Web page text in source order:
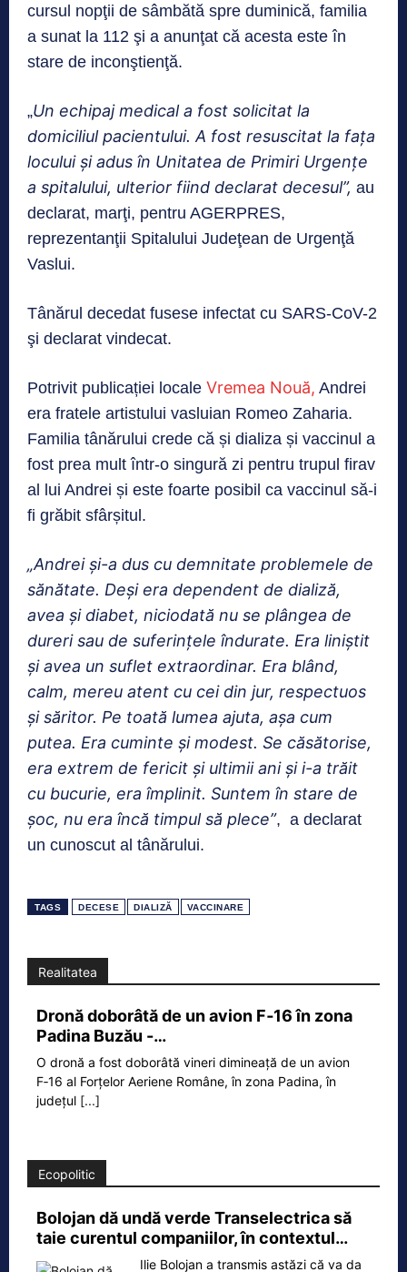
cursul nopţii de sâmbătă spre duminică, familia
a sunat la 112 şi a anunţat că acesta este în
stare de inconştienţă.
„Un echipaj medical a fost solicitat la
domiciliul pacientului. A fost resuscitat la faţa
locului şi adus în Unitatea de Primiri Urgenţe
a spitalului, ulterior fiind declarat decesul”, au
declarat, marţi, pentru AGERPRES,
reprezentanţii Spitalului Judeţean de Urgenţă
Vaslui.
Tânărul decedat fusese infectat cu SARS-CoV-2
şi declarat vindecat.
Potrivit publicației locale Vremea Nouă, Andrei
era fratele artistului vasluian Romeo Zaharia.
Familia tânărului crede că și dializa și vaccinul a
fost prea mult într-o singură zi pentru trupul firav
al lui Andrei și este foarte posibil ca vaccinul să-i
fi grăbit sfârșitul.
„Andrei și-a dus cu demnitate problemele de
sănătate. Deși era dependent de dializă,
avea și diabet, niciodată nu se plângea de
dureri sau de suferințele îndurate. Era liniștit
și avea un suflet extraordinar. Era blând,
calm, mereu atent cu cei din jur, respectuos
și săritor. Pe toată lumea ajuta, așa cum
putea. Era cuminte și modest. Se căsătorise,
era extrem de fericit și ultimii ani și i-a trăit
cu bucurie, era împlinit. Suntem în stare de
șoc, nu era încă timpul să plece”, a declarat
un cunoscut al tânărului.
TAGS DECESE DIALIZĂ VACCINARE
Realitatea
Dronă doborâtă de un avion F‑16 în zona
Padina Buzău -…
O dronă a fost doborâtă vineri dimineață de un avion
F‑16 al Forțelor Aeriene Române, în zona Padina, în
județul [...]
Ecopolitic
Bolojan dă undă verde Transelectrica să
taie curentul companiilor, în contextul…
Ilie Bolojan a transmis astăzi că va da